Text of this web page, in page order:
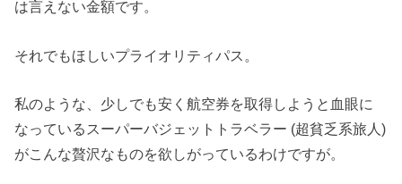
は言えない金額です。
それでもほしいプライオリティパス。
私のような、少しでも安く航空券を取得しようと血眼に
なっているスーパーバジェットトラベラー (超貧乏系旅人)
がこんな贅沢なものを欲しがっているわけですが。